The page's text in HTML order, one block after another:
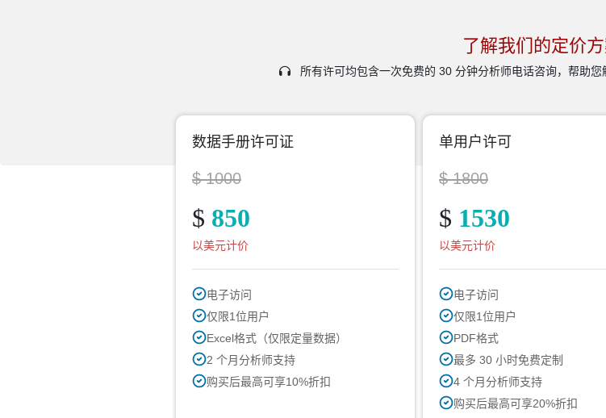
了解我们的定价
所有许可均包含一次免费的 30 分钟分析师电话咨询，帮助您
数据手册许可证
$ 1000
$ 850
以美元计价
电子访问
仅限1位用户
Excel格式（仅限定量数据）
2 个月分析师支持
购买后最高可享10%折扣
单用户许可
$ 1800
$ 1530
以美元计价
电子访问
仅限1位用户
PDF格式
最多 30 小时免费定制
4 个月分析师支持
购买后最高可享20%折扣